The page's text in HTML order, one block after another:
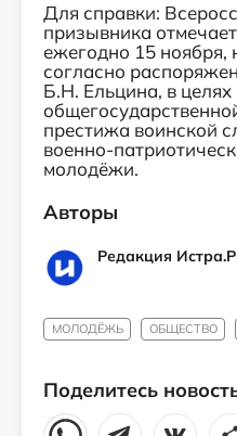
Для справки:
призывника
ежегодно 15 ноября,
согласно
Б.Н. Ельцина, в
престижа воинской
военно-
молодёжи.
Авторы
Редакция
МОЛОДЁЖЬ ОБЩЕСТВО
Поделитесь